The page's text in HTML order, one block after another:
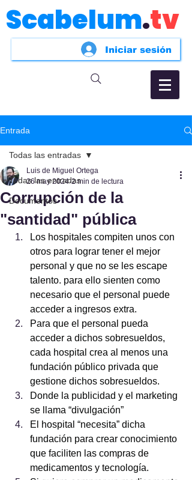
Scabelum.tv
Iniciar sesión
Entrada
Todas las entradas
Documentos
Todas las entradas
Corrupción de la
"santidad" pública
Luis de Miguel Ortega
26 may 2024 2 min de lectura
Los hospitales compiten unos con
otros para lograr tener el mejor
personal y que no se les escape
talento. para ello sienten como
necesario que el personal puede
acceder a ingresos extra.
Para que el personal pueda
acceder a dichos sobresueldos,
cada hospital crea al menos una
fundación público privada que
gestione dichos sobresueldos.
Donde la publicidad y el marketing
se llama “divulgación”
El hospital “necesita” dicha
fundación para crear conocimiento
que faciliten las compras de
medicamentos y tecnología.